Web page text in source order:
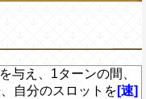
与え、1ターンの間、
自分のスロットを [速]